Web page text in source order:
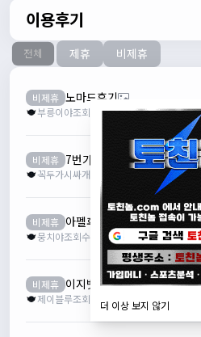
이용후기
전체 제휴 비제휴
비제휴 노마드후기
부릉이야조회수 37추천 02026.08.03
비제휴 7번가후기
꼭두가시싸개 2026.08.02
비제휴 아펠후기
뭉치야조회수 74 추천 0 2026.08.01
비제휴 이지벳 후기
제이블루조회수 62 추천 0 2026.08.01
더 이상 보지 않기